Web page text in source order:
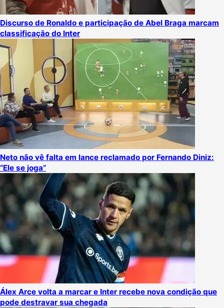
Discurso de Ronaldo e participação de Abel Braga marcam
classificação do Inter
Neto não vê falta em lance reclamado por Fernando Diniz:
“Ele se joga”
Álex Arce volta a marcar e Inter recebe nova condição que
pode destravar sua chegada